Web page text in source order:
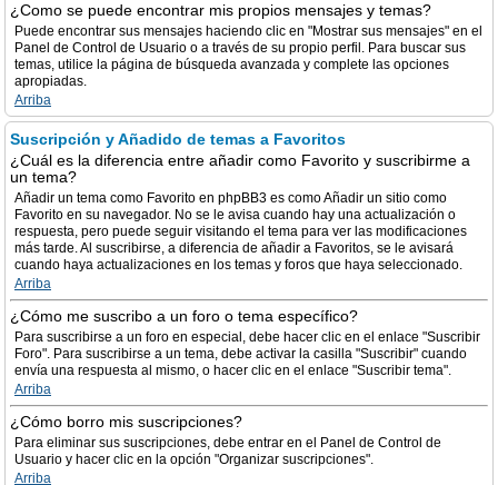
¿Como se puede encontrar mis propios mensajes y temas?
Puede encontrar sus mensajes haciendo clic en "Mostrar sus mensajes" en el
Panel de Control de Usuario o a través de su propio perfil. Para buscar sus
temas, utilice la página de búsqueda avanzada y complete las opciones
apropiadas.
Arriba
Suscripción y Añadido de temas a Favoritos
¿Cuál es la diferencia entre añadir como Favorito y suscribirme a
un tema?
Añadir un tema como Favorito en phpBB3 es como Añadir un sitio como
Favorito en su navegador. No se le avisa cuando hay una actualización o
respuesta, pero puede seguir visitando el tema para ver las modificaciones
más tarde. Al suscribirse, a diferencia de añadir a Favoritos, se le avisará
cuando haya actualizaciones en los temas y foros que haya seleccionado.
Arriba
¿Cómo me suscribo a un foro o tema específico?
Para suscribirse a un foro en especial, debe hacer clic en el enlace "Suscribir
Foro". Para suscribirse a un tema, debe activar la casilla "Suscribir" cuando
envía una respuesta al mismo, o hacer clic en el enlace "Suscribir tema".
Arriba
¿Cómo borro mis suscripciones?
Para eliminar sus suscripciones, debe entrar en el Panel de Control de
Usuario y hacer clic en la opción "Organizar suscripciones".
Arriba